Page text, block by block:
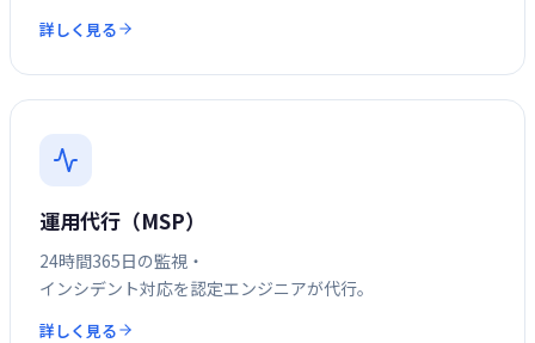
詳しく見る
運用代行（MSP）
24時間365日の監視・
インシデント対応を認定エンジニアが代行。
詳しく見る